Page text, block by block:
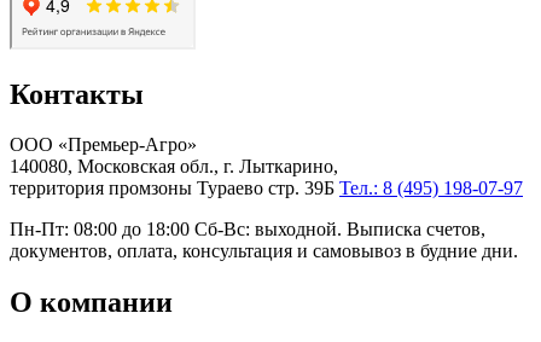
Контакты
ООО «Премьер-Агро»
140080, Московская обл., г. Лыткарино,
территория промзоны Тураево стр. 39Б Тел.: 8 (495) 198-07-97
Пн-Пт: 08:00 до 18:00 Сб-Вс: выходной. Выписка счетов,
документов, оплата, консультация и самовывоз в будние дни.
О компании